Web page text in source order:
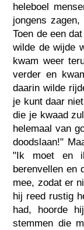
heleboel
jongens
Toen de een
wilde de wijde
kwam weer
verder en
daarin wilde
je kunt daar
die je kwaad
helemaal van
doodslaan!"
"Ik moet en
berenvellen en
mee, zodat er
hij reed rustig
had, hoorde
stemmen die